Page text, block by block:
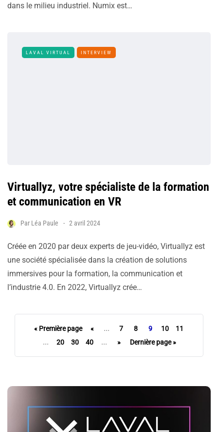
dans le milieu industriel. Numix est…
LAVAL VIRTUAL INTERVIEW
Virtuallyz, votre spécialiste de la formation
et communication en VR
Par Léa Paule 2 avril 2024
Créée en 2020 par deux experts de jeu-vidéo, Virtuallyz est
une société spécialisée dans la création de solutions
immersives pour la formation, la communication et
l’industrie 4.0. En 2022, Virtuallyz crée…
« Première page « ... 7 8 9 10
11
...
20 30 40 ... » Dernière page »